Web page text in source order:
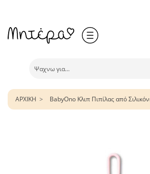
ΑΡΧΙΚΗ BabyOno Κλιπ Πιπίλας από